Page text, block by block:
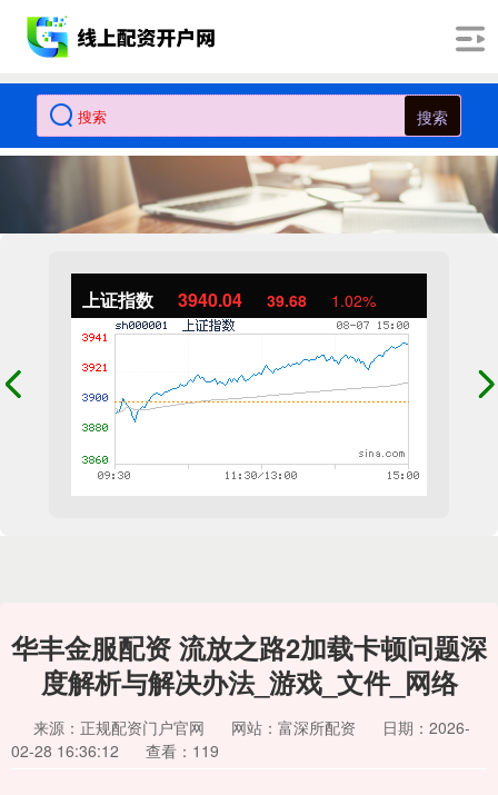
搜索
上证指数 3940.04 39.68 1.02%
华丰金服配资 流放之路2加载卡顿问题深
度解析与解决办法_游戏_文件_网络
来源：正规配资门户官网 网站：富深所配资
日期：2026-
02-28 16:36:12
查看：119